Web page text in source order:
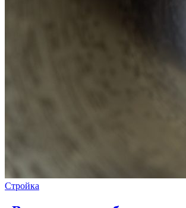
Стройка